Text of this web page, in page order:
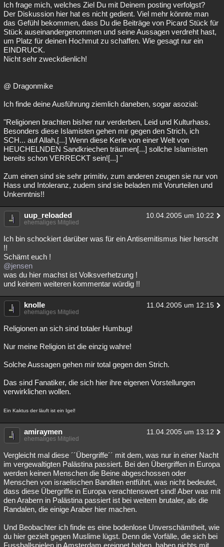
Ich frage mich, welches Ziel Du mit Deinem posting verfolgst?
Der Diskussion hier hat es nicht gedient. Viel mehr könnte man
das Gefühl bekommen, dass Du die Beiträge von Picard Stück für
Stück auseinandergenommen und seine Aussagen verdreht hast,
um Platz für deinen Hochmut zu schaffen. Wie gesagt nur ein
EINDRUCK.
Nicht sehr zweckdienlich!
@ Dragonmike
Ich finde deine Ausführung ziemlich daneben, sogar asozial:
"Religionen brachten bisher nur verderben, Leid und Kulturhass.
Besonders diese Islamisten gehen mir gegen den Strich, ich
SCH... auf Allah,[...] Wenn diese Kerle von einer Welt von
HEUCHELNDEN Sandkriechen träumen[...] sollche Islamisten
bereits schon VERRECKT sein![...] "
Zum einen sind sie sehr primitiv, zum anderen zeugen sie nur von
Hass und Intoleranz, zudem sind sie beladen mit Vorurteilen und
Unkenntnis!!
uup_reloaded 10.04.2005 um 10:22
ehemaliges Mitglied
Ich bin schockiert darüber was für ein Antisemitismus hier herscht
!!
Schämt euch !
@jensen
was du hier machst ist Volksverhetzung !
und keinem weiteren kommentar würdig !!
knolle 11.04.2005 um 12:15
ehemaliges Mitglied
Religionen an sich sind totaler Humbug!
Nur meine Religion ist die einzig wahre!
Solche Aussagen gehen mir total gegen den Strich.
Das sind Fanatiker, die sich hier ihre eigenen Vorstellungen
verwirklichen wollen.
Ein Kaktus der läuft ist ein Igel!
amiraymen 11.04.2005 um 13:12
ehemaliges Mitglied
Vergleicht mal diese ´´Übergriffe´´ mit dem, was nur in einer Nacht
im vergewaltigten Palästina passiert. Bei den Übergriffen in Europa
werden keinen Menschen die Beine abgeschossen oder
Menschen von israelischen Banditen entführt, was nicht bedeutet,
dass diese Übergriffe in Europa verachtenswert sind! Aber was mit
den Arabern in Palästina passiert ist bei weitem brutaler, als die
Randalen, die einige Araber hier machen.
Und Beobachter ich finde es eine bodenlose Unverschämtheit, wie
du hier gezielt gegen Muslime lügst. Denn die Vorfälle, die sich bei
Fussballspielen in Amsterdam ereignet haben, haben nichts mit